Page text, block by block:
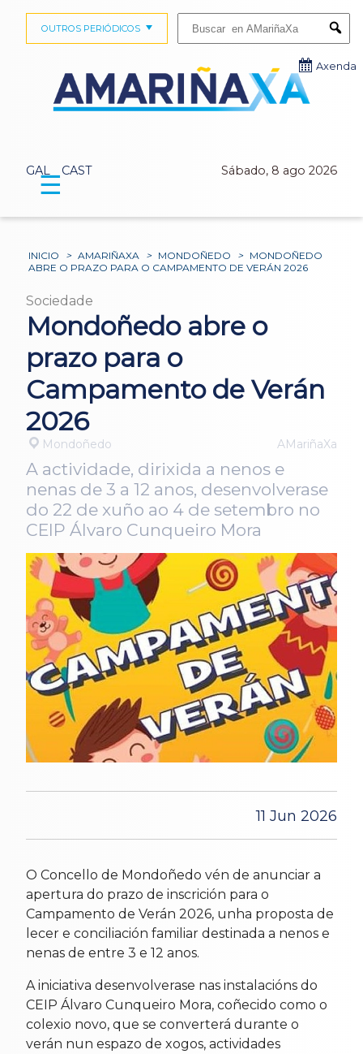
GAL CAST Sábado, 8 ago 2026
OUTROS PERIÓDICOS
Axenda
☰
INICIO > AMARIÑAXA > MONDOÑEDO > MONDOÑEDO
ABRE O PRAZO PARA O CAMPAMENTO DE VERÁN 2026
Sociedade
Mondoñedo abre o
prazo para o
Campamento de Verán
2026
Mondoñedo AMariñaXa
A actividade, dirixida a nenos e
nenas de 3 a 12 anos, desenvolverase
do 22 de xuño ao 4 de setembro no
CEIP Álvaro Cunqueiro Mora
11 Jun 2026
O Concello de Mondoñedo vén de anunciar a
apertura do prazo de inscrición para o
Campamento de Verán 2026, unha proposta de
lecer e conciliación familiar destinada a nenos e
nenas de entre 3 e 12 anos.
A iniciativa desenvolverase nas instalacións do
CEIP Álvaro Cunqueiro Mora, coñecido como o
colexio novo, que se converterá durante o
verán nun espazo de xogos, actividades